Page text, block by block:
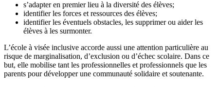
s’adapter en premier lieu à la diversité des élèves;
identifier les forces et ressources des élèves;
identifier les éventuels obstacles, les supprimer ou aider les
élèves à les surmonter.
L’école à visée inclusive accorde aussi une attention particulière au
risque de marginalisation, d’exclusion ou d’échec scolaire. Dans ce
but, elle mobilise tant les professionnelles et professionnels que les
parents pour développer une communauté solidaire et soutenante.